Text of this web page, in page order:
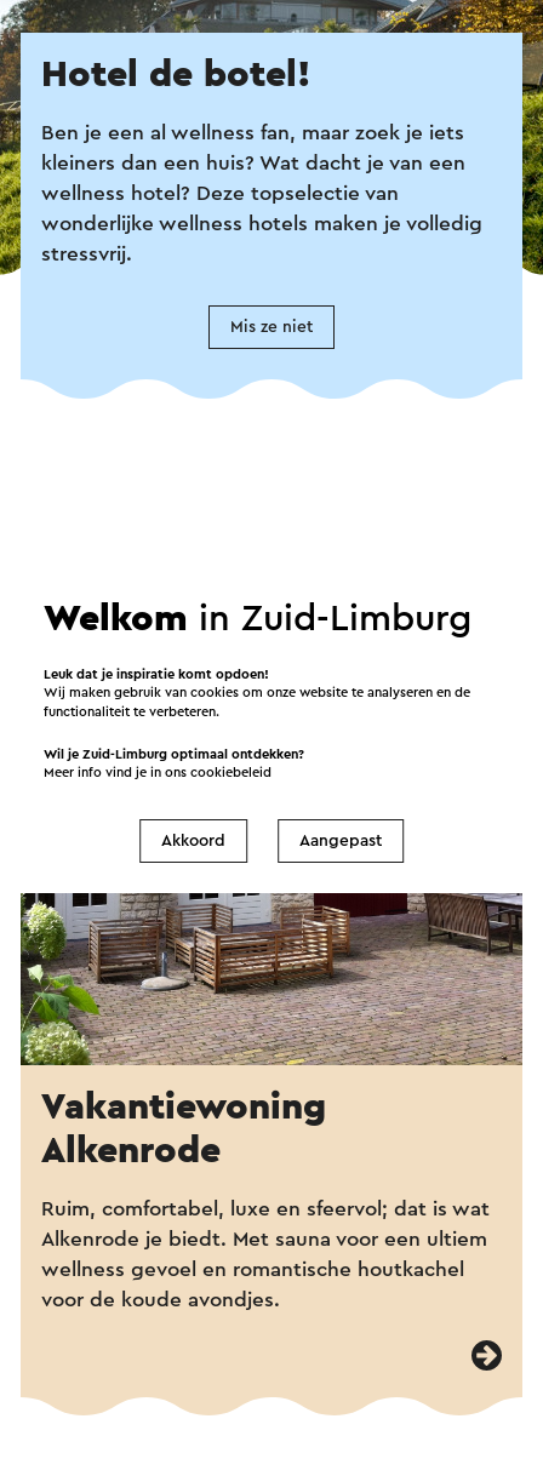
Hotel de botel!
Ben je een al wellness fan, maar zoek je iets
kleiners dan een huis? Wat dacht je van een
wellness hotel? Deze topselectie van
wonderlijke wellness hotels maken je volledig
stressvrij.
Mis ze niet
Vakantiewoning
Alkenrode
Ruim, comfortabel, luxe en sfeervol; dat is wat
Alkenrode je biedt. Met sauna voor een ultiem
wellness gevoel en romantische houtkachel
voor de koude avondjes.
Welkom in Zuid-Limburg
Leuk dat je inspiratie komt opdoen!
Wij maken gebruik van cookies om onze website te analyseren en de
functionaliteit te verbeteren.
Wil je Zuid-Limburg optimaal ontdekken?
Meer info vind je in onscookiebeleid
Akkoord Aangepast